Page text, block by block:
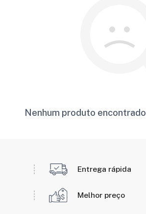
Nenhum produto
Entrega rápida
Melhor preço